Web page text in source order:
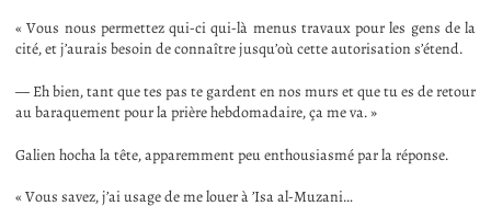
« Vous nous permettez qui-ci qui-là menus travaux pour les gens de la
cité, et j’aurais besoin de connaître jusqu’où cette autorisation s’étend.
— Eh bien, tant que tes pas te gardent en nos murs et que tu es de retour
au baraquement pour la prière hebdomadaire, ça me va. »
Galien hocha la tête, apparemment peu enthousiasmé par la réponse.
« Vous savez, j’ai usage de me louer à ’Isa al-Muzani…